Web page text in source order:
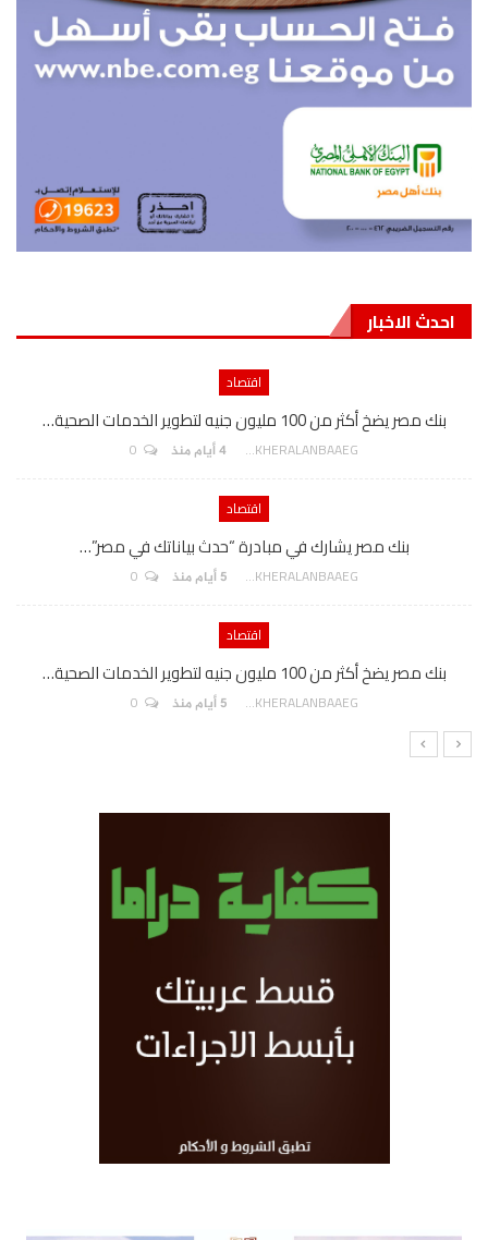
احدث الاخبار
اقتصاد
بنك مصر يضخ أكثر من 100 مليون جنيه لتطوير الخدمات الصحية…
AKHERALANBAAEG 4 أيام منذ
اقتصاد
بنك مصر يشارك في مبادرة “حدث بياناتك في مصر”…
AKHERALANBAAEG 5 أيام منذ
اقتصاد
بنك مصر يضخ أكثر من 100 مليون جنيه لتطوير الخدمات الصحية…
AKHERALANBAAEG 5 أيام منذ